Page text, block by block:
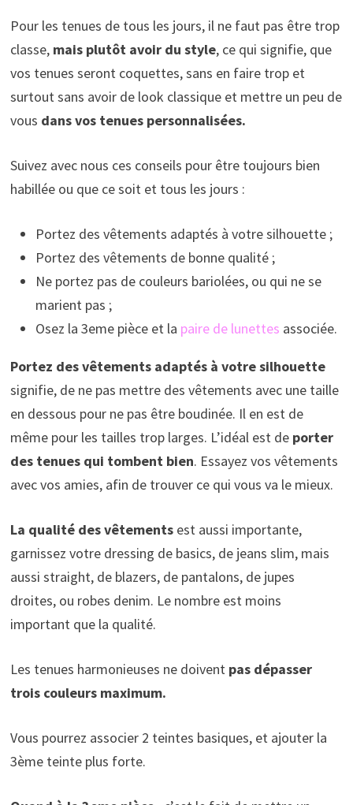
Pour les tenues de tous les jours, il ne faut pas être trop
classe, mais plutôt avoir du style, ce qui signifie, que
vos tenues seront coquettes, sans en faire trop et
surtout sans avoir de look classique et mettre un peu de
vous dans vos tenues personnalisées.
Suivez avec nous ces conseils pour être toujours bien
habillée ou que ce soit et tous les jours :
Portez des vêtements adaptés à votre silhouette ;
Portez des vêtements de bonne qualité ;
Ne portez pas de couleurs bariolées, ou qui ne se
marient pas ;
Osez la 3eme pièce et la paire de lunettes associée.
Portez des vêtements adaptés à votre silhouette
signifie, de ne pas mettre des vêtements avec une taille
en dessous pour ne pas être boudinée. Il en est de
même pour les tailles trop larges. L’idéal est deporter
des tenues qui tombent bien. Essayez vos vêtements
avec vos amies, afin de trouver ce qui vous va le mieux.
La qualité des vêtementsest aussi importante,
garnissez votre dressing de basics, de jeans slim, mais
aussi straight, de blazers, de pantalons, de jupes
droites, ou robes denim. Le nombre est moins
important que la qualité.
Les tenues harmonieuses ne doivent pas dépasser
trois couleurs maximum.
Vous pourrez associer 2 teintes basiques, et ajouter la
3ème teinte plus forte.